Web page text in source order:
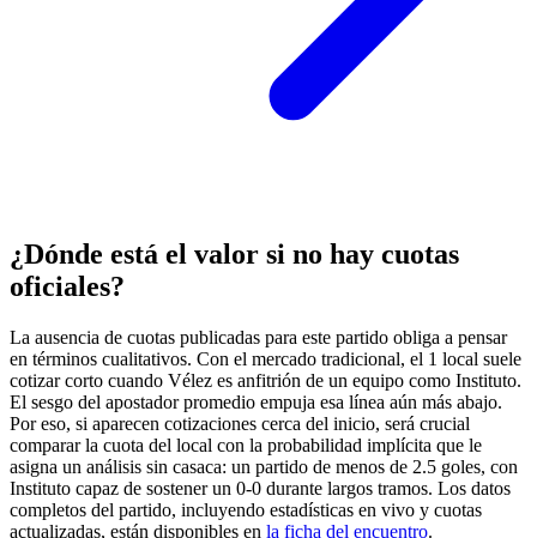
¿Dónde está el valor si no hay cuotas
oficiales?
La ausencia de cuotas publicadas para este partido obliga a pensar
en términos cualitativos. Con el mercado tradicional, el 1 local suele
cotizar corto cuando Vélez es anfitrión de un equipo como Instituto.
El sesgo del apostador promedio empuja esa línea aún más abajo.
Por eso, si aparecen cotizaciones cerca del inicio, será crucial
comparar la cuota del local con la probabilidad implícita que le
asigna un análisis sin casaca: un partido de menos de 2.5 goles, con
Instituto capaz de sostener un 0-0 durante largos tramos. Los datos
completos del partido, incluyendo estadísticas en vivo y cuotas
actualizadas, están disponibles en la ficha del encuentro.